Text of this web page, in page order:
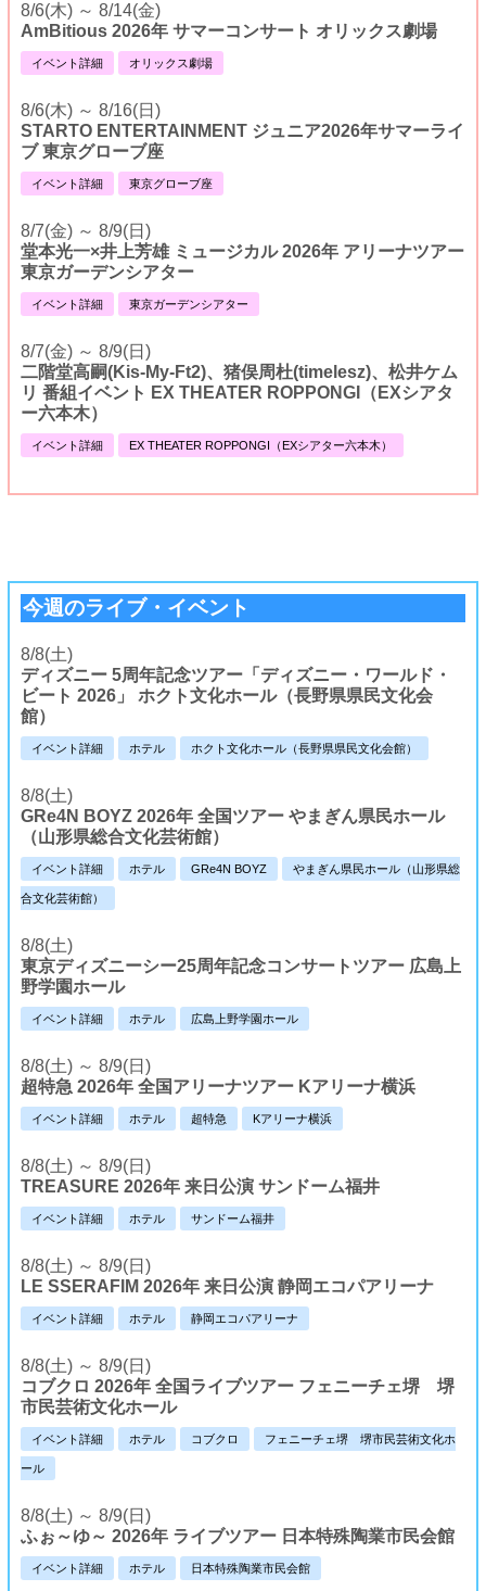
8/6(木) ～ 8/14(金)
AmBitious 2026年 サマーコンサート オリックス劇場
イベント詳細 オリックス劇場
8/6(木) ～ 8/16(日)
STARTO ENTERTAINMENT ジュニア2026年サマーライ
ブ 東京グローブ座
イベント詳細 東京グローブ座
8/7(金) ～ 8/9(日)
堂本光一×井上芳雄 ミュージカル 2026年 アリーナツアー
東京ガーデンシアター
イベント詳細 東京ガーデンシアター
8/7(金) ～ 8/9(日)
二階堂高嗣(Kis-My-Ft2)、猪俣周杜(timelesz)、松井ケム
リ 番組イベント EX THEATER ROPPONGI（EXシアタ
ー六本木）
イベント詳細 EX THEATER ROPPONGI（EXシアター六本木）
今週のライブ・イベント
8/8(土)
ディズニー 5周年記念ツアー「ディズニー・ワールド・
ビート 2026」 ホクト文化ホール（長野県県民文化会
館）
イベント詳細 ホテル ホクト文化ホール（長野県県民文化会館）
8/8(土)
GRe4N BOYZ 2026年 全国ツアー やまぎん県民ホール
（山形県総合文化芸術館）
イベント詳細 ホテル GRe4N BOYZ やまぎん県民ホール（山形県総
合文化芸術館）
8/8(土)
東京ディズニーシー25周年記念コンサートツアー 広島上
野学園ホール
イベント詳細 ホテル 広島上野学園ホール
8/8(土) ～ 8/9(日)
超特急 2026年 全国アリーナツアー Kアリーナ横浜
イベント詳細 ホテル 超特急 Kアリーナ横浜
8/8(土) ～ 8/9(日)
TREASURE 2026年 来日公演 サンドーム福井
イベント詳細 ホテル サンドーム福井
8/8(土) ～ 8/9(日)
LE SSERAFIM 2026年 来日公演 静岡エコパアリーナ
イベント詳細 ホテル 静岡エコパアリーナ
8/8(土) ～ 8/9(日)
コブクロ 2026年 全国ライブツアー フェニーチェ堺 堺
市民芸術文化ホール
イベント詳細 ホテル コブクロ フェニーチェ堺 堺市民芸術文化ホ
ール
8/8(土) ～ 8/9(日)
ふぉ～ゆ～ 2026年 ライブツアー 日本特殊陶業市民会館
イベント詳細 ホテル 日本特殊陶業市民会館